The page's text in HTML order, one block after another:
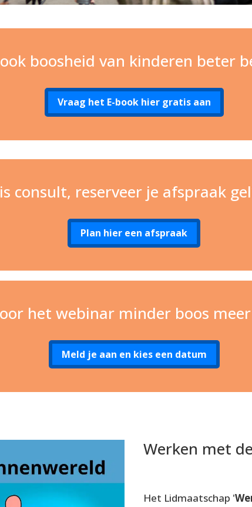
boosheid van kinderen beter
Vraag het E-book hier gratis aan
consult, reserveer je afspraak
Plan hier een afspraak
het webinar minder boos
Meld je aan en kies een datum
Werken met
Het Lidmaatschap '